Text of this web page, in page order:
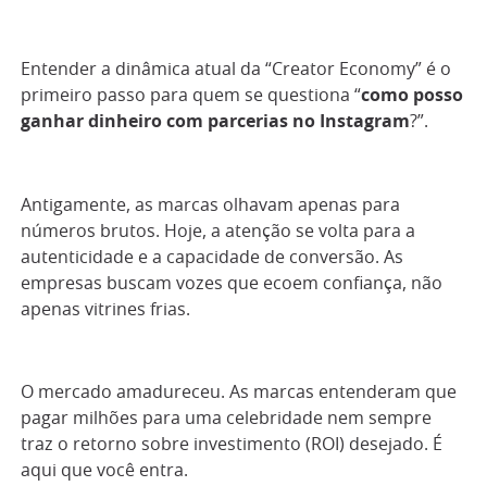
Entender a dinâmica atual da “Creator Economy” é o
primeiro passo para quem se questiona “como posso
ganhar dinheiro com parcerias no Instagram?”.
Antigamente, as marcas olhavam apenas para
números brutos. Hoje, a atenção se volta para a
autenticidade e a capacidade de conversão. As
empresas buscam vozes que ecoem confiança, não
apenas vitrines frias.
O mercado amadureceu. As marcas entenderam que
pagar milhões para uma celebridade nem sempre
traz o retorno sobre investimento (ROI) desejado. É
aqui que você entra.